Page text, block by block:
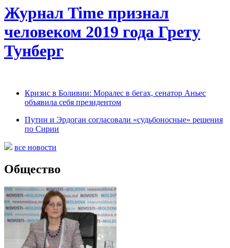
Журнал Time признал
человеком 2019 года Грету
Тунберг
Кризис в Боливии: Моралес в бегах, сенатор Аньес
объявила себя президентом
Путин и Эрдоган согласовали «судьбоносные» решения
по Сирии
все новости
Общество